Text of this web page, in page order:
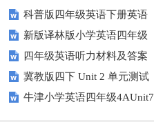
英语下册期末测试卷
科普版四年级英语下册英语
Lesson1测试题及答案
新版译林版小学英语四年级
下册试卷Unit1-Unit2单元测试题
四年级英语听力材料及答案
冀教版四下 Unit 2 单元测试
牛津小学英语四年级4AUnit7